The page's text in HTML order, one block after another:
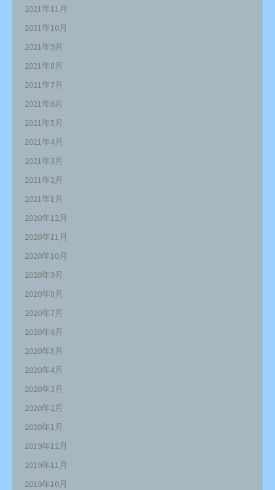
2021年11月
2021年10月
2021年9月
2021年8月
2021年7月
2021年6月
2021年5月
2021年4月
2021年3月
2021年2月
2021年1月
2020年12月
2020年11月
2020年10月
2020年9月
2020年8月
2020年7月
2020年6月
2020年5月
2020年4月
2020年3月
2020年2月
2020年1月
2019年12月
2019年11月
2019年10月